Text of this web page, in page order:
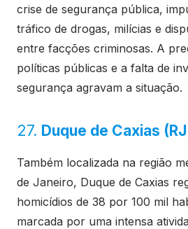
crise de segurança pública,
tráfico de drogas, milícias e
entre facções criminosas. A
políticas públicas e a falta de
segurança agravam a situação.
27. Duque de Caxias
Também localizada na região
de Janeiro, Duque de Caxias
homicídios de 38 por 100 mil
marcada por uma intensa